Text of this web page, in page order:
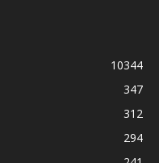
10344
347
312
294